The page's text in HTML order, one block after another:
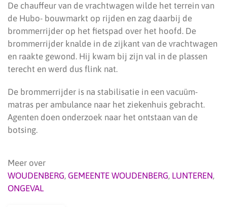
De chauffeur van de vrachtwagen wilde het terrein van
de Hubo- bouwmarkt op rijden en zag daarbij de
brommerrijder op het fietspad over het hoofd. De
brommerrijder knalde in de zijkant van de vrachtwagen
en raakte gewond. Hij kwam bij zijn val in de plassen
terecht en werd dus flink nat.
De brommerrijder is na stabilisatie in een vacuüm-
matras per ambulance naar het ziekenhuis gebracht.
Agenten doen onderzoek naar het ontstaan van de
botsing.
Meer over
WOUDENBERG, GEMEENTE WOUDENBERG, LUNTEREN,
ONGEVAL